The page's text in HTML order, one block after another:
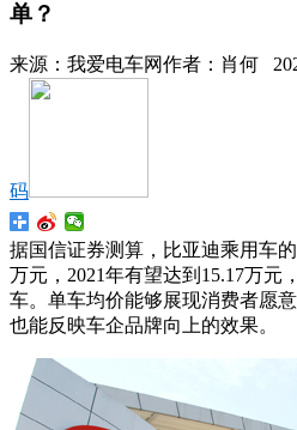
单？
来源： 我爱电车网作者： 肖何
码
据国信证券测算，比亚迪乘用车
万元，2021年有望达到15.17万元
车。单车均价能够展现消费者愿
也能反映车企品牌向上的效果。